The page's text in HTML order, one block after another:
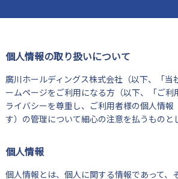
個人情報の取り扱いについて
廣川ホールディングス株式会社（以下、「当
ームページをご利用になる方（以下、「ご利
ライバシーを尊重し、ご利用者様の個人情報
す）の管理について細心の注意を払うものと
個人情報
個人情報とは、個人に関する情報であって、